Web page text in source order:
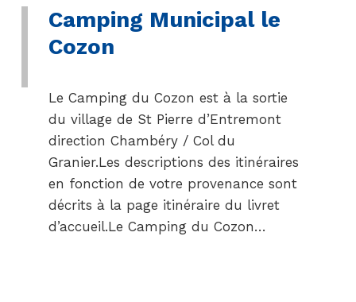
Camping Municipal le
Cozon
Le Camping du Cozon est à la sortie
du village de St Pierre d’Entremont
direction Chambéry / Col du
Granier.Les descriptions des itinéraires
en fonction de votre provenance sont
décrits à la page itinéraire du livret
d’accueil.Le Camping du Cozon…